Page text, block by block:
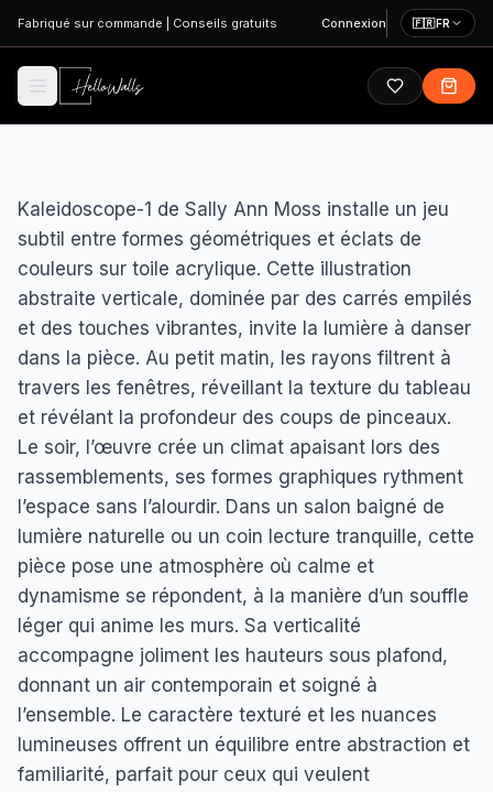
Aller au contenu principal
Fabriqué sur commande Conseils gratuits Connexion 🇫🇷FR
Kaleidoscope-1 de Sally Ann Moss installe un jeu
subtil entre formes géométriques et éclats de
couleurs sur toile acrylique. Cette illustration
abstraite verticale, dominée par des carrés empilés
et des touches vibrantes, invite la lumière à danser
dans la pièce. Au petit matin, les rayons filtrent à
travers les fenêtres, réveillant la texture du tableau
et révélant la profondeur des coups de pinceaux.
Le soir, l’œuvre crée un climat apaisant lors des
rassemblements, ses formes graphiques rythment
l’espace sans l’alourdir. Dans un salon baigné de
lumière naturelle ou un coin lecture tranquille, cette
pièce pose une atmosphère où calme et
dynamisme se répondent, à la manière d’un souffle
léger qui anime les murs. Sa verticalité
accompagne joliment les hauteurs sous plafond,
donnant un air contemporain et soigné à
l’ensemble. Le caractère texturé et les nuances
lumineuses offrent un équilibre entre abstraction et
familiarité, parfait pour ceux qui veulent